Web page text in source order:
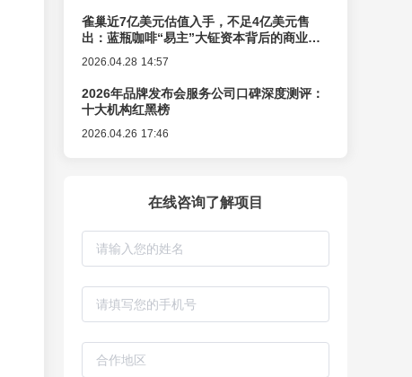
雀巢近7亿美元估值入手，不足4亿美元售
出：蓝瓶咖啡“易主”大钲资本背后的商业逻
2026.04.28 14:57
2026年品牌发布会服务公司口碑深度测评：
十大机构红黑榜
2026.04.26 17:46
在线咨询了解项目